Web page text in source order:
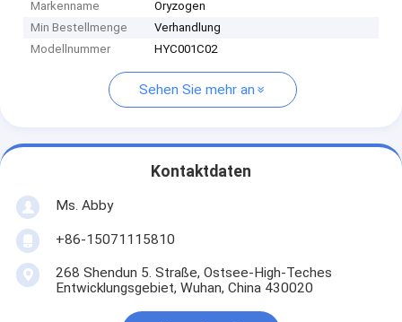
Markenname
Oryzogen
Min Bestellmenge
Verhandlung
Modellnummer
HYC001C02
Sehen Sie mehr an
Kontaktdaten
Ms. Abby
+86-15071115810
268 Shendun 5. Straße, Ostsee-High-Teches
Entwicklungsgebiet, Wuhan, China 430020